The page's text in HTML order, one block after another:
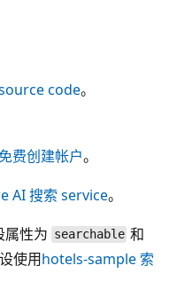
code。
免费创建帐户。
AI 搜索 service。
属性为 searchable 和
使用hotels-sample 索